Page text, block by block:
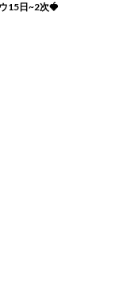
15日~2次🍓